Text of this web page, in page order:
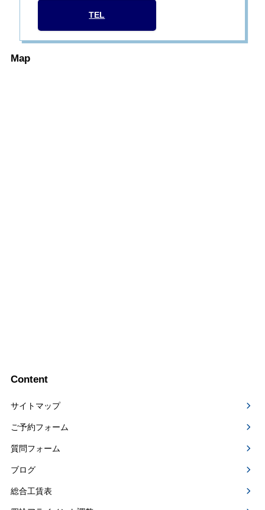
TEL
Map
Content
サイトマップ
ご予約フォーム
質問フォーム
ブログ
総合工賃表